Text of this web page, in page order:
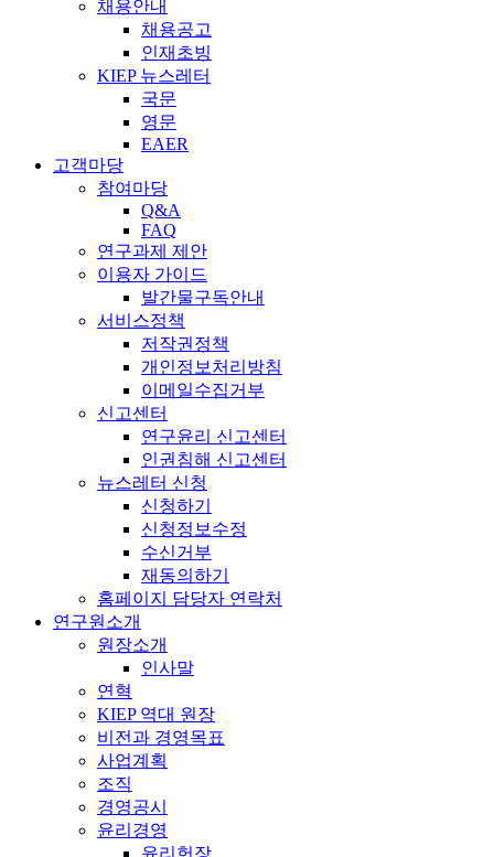
채용안내
채용공고
인재초빙
KIEP 뉴스레터
국문
영문
EAER
고객마당
참여마당
Q&A
FAQ
연구과제 제안
이용자 가이드
발간물구독안내
서비스정책
저작권정책
개인정보처리방침
이메일수집거부
신고센터
연구윤리 신고센터
인권침해 신고센터
뉴스레터 신청
신청하기
신청정보수정
수신거부
재동의하기
홈페이지 담당자 연락처
연구원소개
원장소개
인사말
연혁
KIEP 역대 원장
비전과 경영목표
사업계획
조직
경영공시
윤리경영
윤리헌장